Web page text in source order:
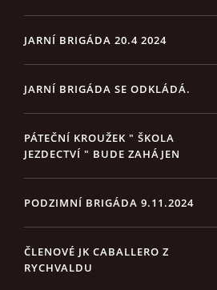
JARNÍ BRIGÁDA 20.4 2024
JARNÍ BRIGÁDA SE ODKLÁDÁ.
PÁTEČNÍ KROUŽEK " ŠKOLA
JEZDECTVÍ " BUDE ZAHÁJEN
PODZIMNÍ BRIGÁDA 9.11.2024
ČLENOVÉ JK CABALLERO Z
RYCHVALDU